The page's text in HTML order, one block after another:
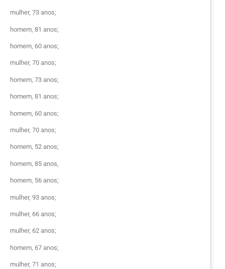
mulher, 73 anos;
homem, 81 anos;
homem, 60 anos;
mulher, 70 anos;
homem, 73 anos;
homem, 81 anos;
homem, 60 anos;
mulher, 70 anos;
homem, 52 anos;
homem, 85 anos,
homem, 56 anos;
mulher, 93 anos;
mulher, 66 anos;
mulher, 62 anos;
homem, 67 anos;
mulher, 71 anos;